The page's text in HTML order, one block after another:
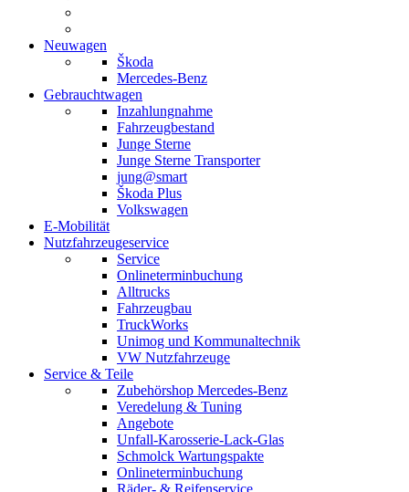
Neuwagen
Škoda
Mercedes-Benz
Gebrauchtwagen
Inzahlungnahme
Fahrzeugbestand
Junge Sterne
Junge Sterne Transporter
jung@smart
Škoda Plus
Volkswagen
E-Mobilität
Nutzfahrzeugeservice
Service
Onlineterminbuchung
Alltrucks
Fahrzeugbau
TruckWorks
Unimog und Kommunaltechnik
VW Nutzfahrzeuge
Service & Teile
Zubehörshop Mercedes-Benz
Veredelung & Tuning
Angebote
Unfall-Karosserie-Lack-Glas
Schmolck Wartungspakte
Onlineterminbuchung
Räder- & Reifenservice